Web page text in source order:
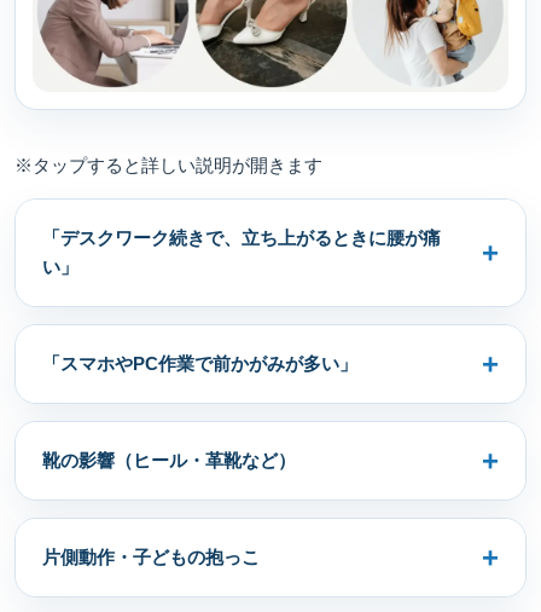
※タップすると詳しい説明が開きます
「デスクワーク続きで、立ち上がるときに腰が痛
い」
「スマホやPC作業で前かがみが多い」
靴の影響（ヒール・革靴など）
片側動作・子どもの抱っこ